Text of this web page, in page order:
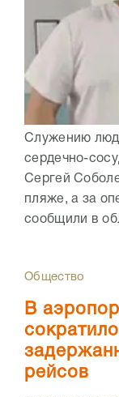
Служению
сердечно-
Сергей
пляже, а за
сообщили в
Общество
В
рейсов